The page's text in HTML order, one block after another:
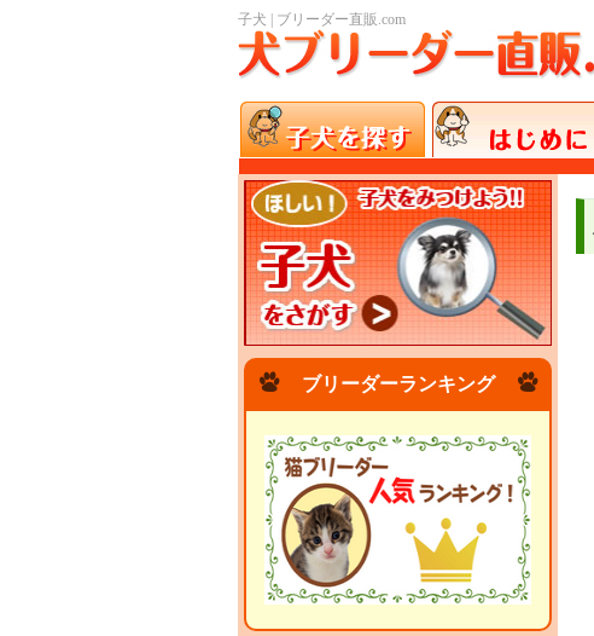
子犬 | ブリーダー直販.com
ブリーダーランキング